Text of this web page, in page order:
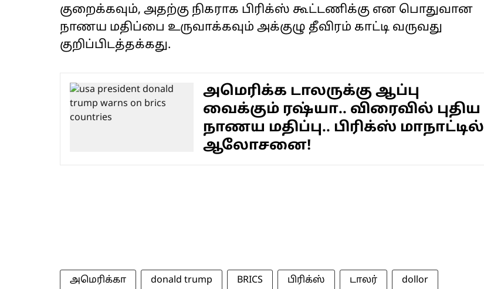
குறைக்கவும், அதற்கு நிகராக பிரிக்ஸ் கூட்டணிக்கு என பொதுவான
நாணய மதிப்பை உருவாக்கவும் அக்குழு தீவிரம் காட்டி வருவது
குறிப்பிடத்தக்கது.
அமெரிக்க டாலருக்கு ஆப்பு
வைக்கும் ரஷ்யா.. விரைவில் புதிய
நாணய மதிப்பு.. பிரிக்ஸ் மாநாட்டில்
ஆலோசனை!
அமெரிக்கா donald trump BRICS பிரிக்ஸ் டாலர் dollor